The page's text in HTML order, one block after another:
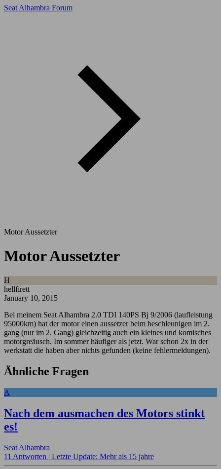
Seat Alhambra Forum
Motor Aussetzter
Motor Aussetzter
H
hellfirett
January 10, 2015
Bei meinem Seat Alhambra 2.0 TDI 140PS Bj 9/2006 (laufleistung
95000km) hat der motor einen aussetzer beim beschleunigen im 2.
gang (nur im 2. Gang) gleichzeitig auch ein kleines und komisches
motorgreäusch. Im sommer häufiger als jetzt. War schon 2x in der
werkstatt die haben aber nichts gefunden (keine fehlermeldungen).
Ähnliche Fragen
A
Nach dem ausmachen des Motors stinkt
es!
Seat Alhambra
11 Antworten | Letzte Update: Mehr als 15 jahre